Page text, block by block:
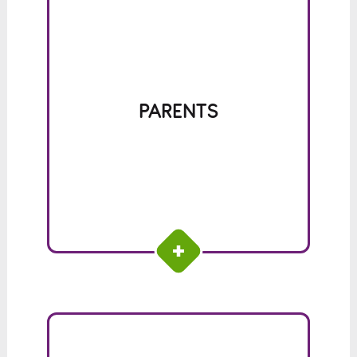
PARENTS
INVITATION À CONSULTER L’ESPACE